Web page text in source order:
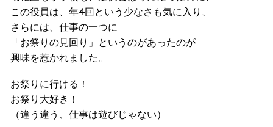
この役員は、年4回という少なさも気に入り、
さらには、仕事の一つに
「お祭りの見回り」というのがあったのが
興味を惹かれました。
お祭りに行ける！
お祭り大好き！
（違う違う、仕事は遊びじゃない）